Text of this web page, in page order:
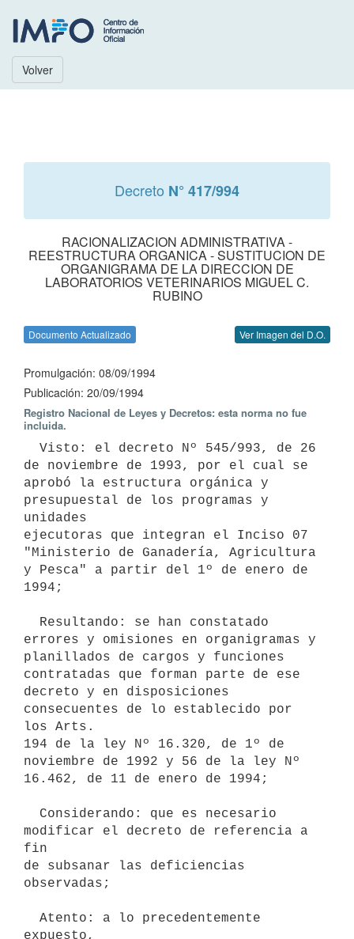
Volver
Decreto N° 417/994
RACIONALIZACION ADMINISTRATIVA -
REESTRUCTURA ORGANICA - SUSTITUCION DE
ORGANIGRAMA DE LA DIRECCION DE
LABORATORIOS VETERINARIOS MIGUEL C.
RUBINO
Documento Actualizado Ver Imagen del D.O.
Promulgación: 08/09/1994
Publicación: 20/09/1994
Registro Nacional de Leyes y Decretos: esta norma no fue
incluida.
de noviembre de 1993, por el cual se
aprobó la estructura orgánica y
presupuestal de los programas y
unidades
ejecutoras que integran el Inciso 07
"Ministerio de Ganadería, Agricultura
y Pesca" a partir del 1º de enero de
1994;
errores y omisiones en organigramas y
planillados de cargos y funciones
contratadas que forman parte de ese
decreto y en disposiciones
consecuentes de lo establecido por
los Arts.
194 de la ley Nº 16.320, de 1º de
noviembre de 1992 y 56 de la ley Nº
16.462, de 11 de enero de 1994;
modificar el decreto de referencia a
fin
de subsanar las deficiencias
observadas;
expuesto,